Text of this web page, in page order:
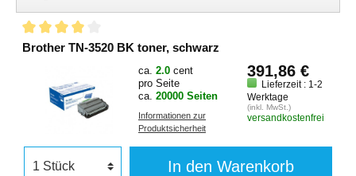
Brother TN-3520 BK toner, schwarz
ca. 2.0 cent
pro Seite
ca. 20000 Seiten
Informationen zur
Produktsicherheit
391,86 €
Lieferzeit : 1-2
Werktage
(inkl. MwSt.)
versandkostenfrei
In den Warenkorb